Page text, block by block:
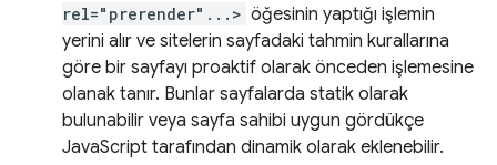
rel="prerender"...> öğesinin yaptığı işlemin
yerini alır ve sitelerin sayfadaki tahmin kurallarına
göre bir sayfayı proaktif olarak önceden işlemesine
olanak tanır. Bunlar sayfalarda statik olarak
bulunabilir veya sayfa sahibi uygun gördükçe
JavaScript tarafından dinamik olarak eklenebilir.